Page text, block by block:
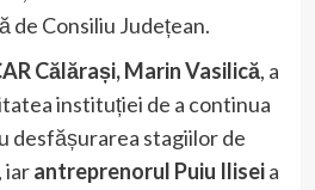
de Consiliu Județean.
Călărași, Marin Vasilică, a
instituției de a continua
desfășurarea stagiilor de
iarantreprenorul Puiu Iliseia